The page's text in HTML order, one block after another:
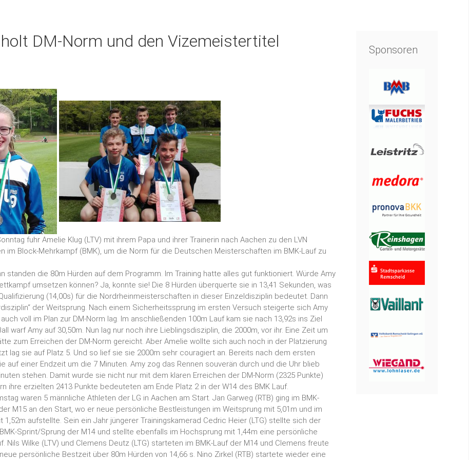
DM-Norm und den Vizemeistertitel
fuhr Amelie Klug (LTV) mit ihrem Papa und ihrer Trainerin nach Aachen zu den LVN
im Block-Mehrkampf (BMK), um die Norm für die Deutschen Meisterschaften im BMK-Lauf zu
standen die 80m Hürden auf dem Programm. Im Training hatte alles gut funktioniert. Würde Amy
umsetzen können? Ja, konnte sie! Die 8 Hürden überquerte sie in 13,41 Sekunden, was
(14,00s) für die Nordrheinmeisterschaften in dieser Einzeldisziplin bedeutet. Dann
der Weitsprung. Nach einem Sicherheitssprung im ersten Versuch steigerte sich Amy
voll im Plan zur DM-Norm lag. Im anschließenden 100m Lauf kam sie nach 13,92s ins Ziel
warf Amy auf 30,50m. Nun lag nur noch ihre Lieblingsdisziplin, die 2000m, vor ihr. Eine Zeit um
zum Erreichen der DM-Norm gereicht. Aber Amelie wollte sich auch noch in der Platzierung
lag sie auf Platz 5. Und so lief sie sie 2000m sehr couragiert an. Bereits nach dem ersten
auf einer Endzeit um die 7 Minuten. Amy zog das Rennen souverän durch und die Uhr blieb
stehen. Damit wurde sie nicht nur mit dem klaren Erreichen der DM-Norm (2325 Punkte)
ihre erzielten 2413 Punkte bedeuteten am Ende Platz 2 in der W14 des BMK Lauf.
waren 5 männliche Athleten der LG in Aachen am Start. Jan Garweg (RTB) ging im BMK-
M15 an den Start, wo er neue persönliche Bestleistungen im Weitsprung mit 5,01m und im
1,52m aufstellte. Sein ein Jahr jüngerer Trainingskamerad Cedric Heier (LTG) stellte sich der
Sprint/Sprung der M14 und stellte ebenfalls im Hochsprung mit 1,44m eine persönliche
Nils Wilke (LTV) und Clemens Deutz (LTG) starteten im BMK-Lauf der M14 und Clemens freute
persönliche Bestzeit über 80m Hürden von 14,66 s. Nino Zirkel (RTB) startete wieder eine
Sponsoren